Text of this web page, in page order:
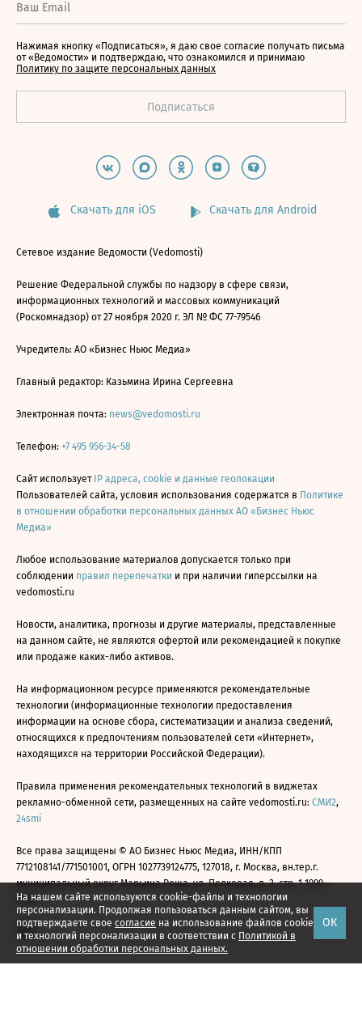
На нашем сайте используются cookie-файлы и технологии
персонализации. Продолжая пользоваться данным сайтом, вы
подтверждаете свое согласие на использование файлов cookie
и технологий персонализации в соответствии с Политикой в
отношении обработки персональных данных.
ОК
Нажимая кнопку «Подписаться», я даю свое согласие получать письма
от «Ведомости» и подтверждаю, что ознакомился и принимаю
Политику по защите персональных данных
Скачать для iOS Скачать для Android
Сетевое издание Ведомости (Vedomosti)
Решение Федеральной службы по надзору в сфере связи,
информационных технологий и массовых коммуникаций
(Роскомнадзор) от 27 ноября 2020 г. ЭЛ № ФС 77-79546
Учредитель: АО «Бизнес Ньюс Медиа»
Главный редактор: Казьмина Ирина Сергеевна
Электронная почта: news@vedomosti.ru
Телефон: +7 495 956-34-58
Сайт использует IP адреса, cookie и данные геолокации
Пользователей сайта, условия использования содержатся в Политике
в отношении обработки персональных данных АО «Бизнес Ньюс
Медиа»
Любое использование материалов допускается только при
соблюдении правил перепечатки и при наличии гиперссылки на
vedomosti.ru
Новости, аналитика, прогнозы и другие материалы, представленные
на данном сайте, не являются офертой или рекомендацией к покупке
или продаже каких-либо активов.
На информационном ресурсе применяются рекомендательные
технологии (информационные технологии предоставления
информации на основе сбора, систематизации и анализа сведений,
относящихся к предпочтениям пользователей сети «Интернет»,
находящихся на территории Российской Федерации).
Правила применения рекомендательных технологий в виджетах
рекламно-обменной сети, размещенных на сайте vedomosti.ru: СМИ2,
24smi
Все права защищены © АО Бизнес Ньюс Медиа, ИНН/КПП
7712108141/771501001, ОГРН 1027739124775, 127018, г. Москва, вн.тер.г.
муниципальный округ Марьина Роща, ул. Полковая, д. 3, стр. 1 1999—
2026